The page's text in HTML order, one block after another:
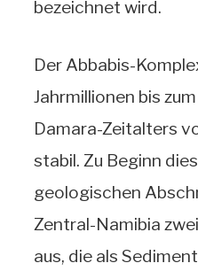
bezeichnet wird.
Der Abbabis-
Jahrmillionen bis
Damara-Zeitalters
stabil. Zu Beginn
geologischen
Zentral-Namibia
aus, die als